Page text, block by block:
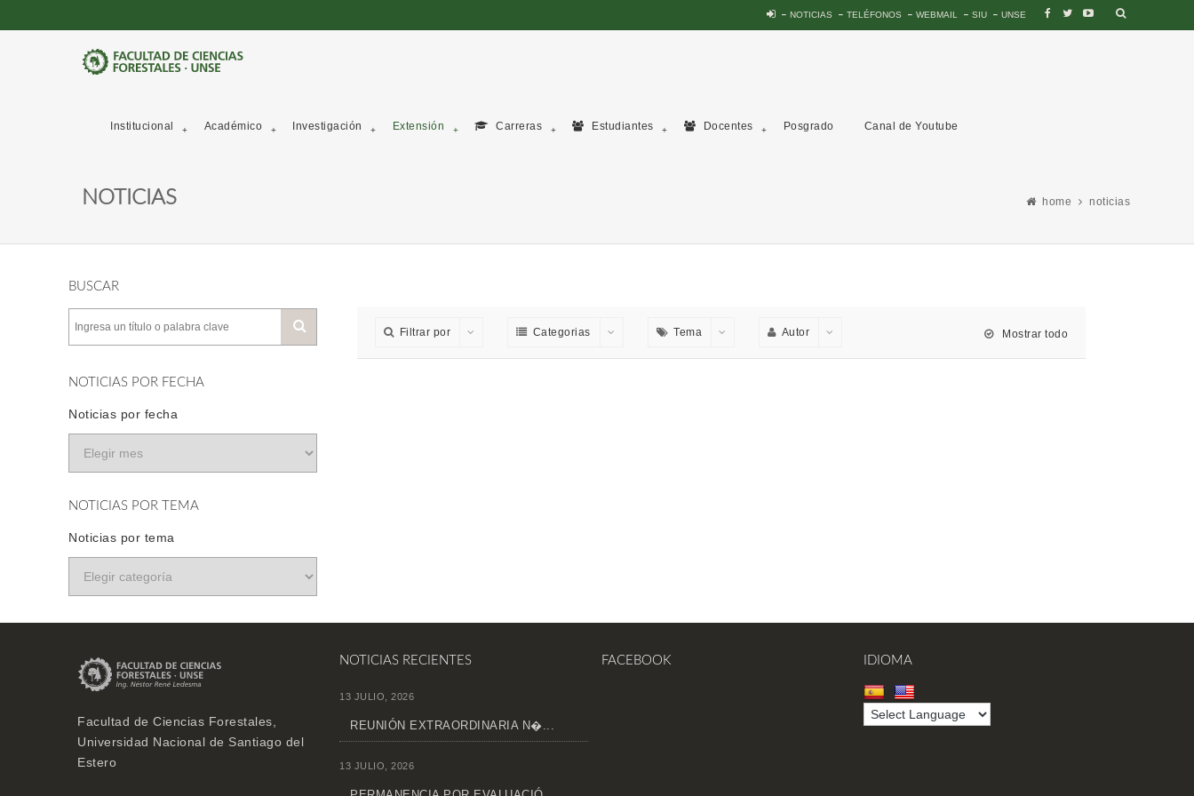
NOTICIAS TELÉFONOS WEBMAIL SIU UNSE
Institucional Académico Investigación Extensión Carreras Estudiantes Docentes Posgrado Canal de Youtube
NOTICIAS home noticias
BUSCAR
NOTICIAS POR FECHA
Noticias por fecha
NOTICIAS POR TEMA
Noticias por tema
Filtrar por Categorias Tema Autor Mostrar todo
Facultad de Ciencias Forestales,
Universidad Nacional de Santiago del
Estero
NOTICIAS RECIENTES
13 JULIO, 2026
REUNIÓN EXTRAORDINARIA N�...
13 JULIO, 2026
FACEBOOK IDIOMA